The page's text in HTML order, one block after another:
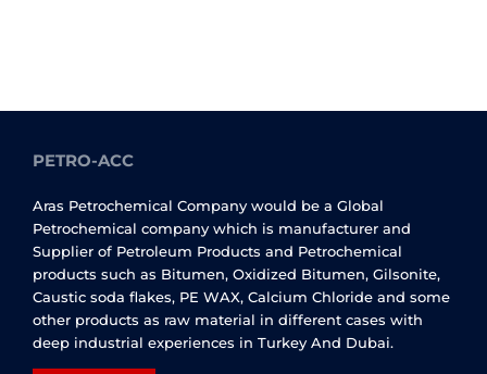
PETRO-ACC
Aras Petrochemical Company would be a Global
Petrochemical company which is manufacturer and
Supplier of Petroleum Products and Petrochemical
products such as Bitumen, Oxidized Bitumen, Gilsonite,
Caustic soda flakes, PE WAX, Calcium Chloride and some
other products as raw material in different cases with
deep industrial experiences in Turkey And Dubai.